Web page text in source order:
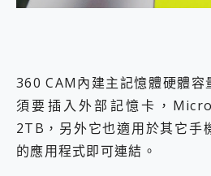
360 CAM內建主記憶體硬體容
須要插入外部記憶卡，
2TB，另外它也適用於其它手
的應用程式即可連結。